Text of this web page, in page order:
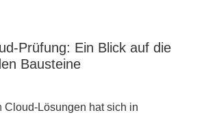
Prüfung: Ein Blick auf die
Bausteine
Cloud-Lösungen hat sich in